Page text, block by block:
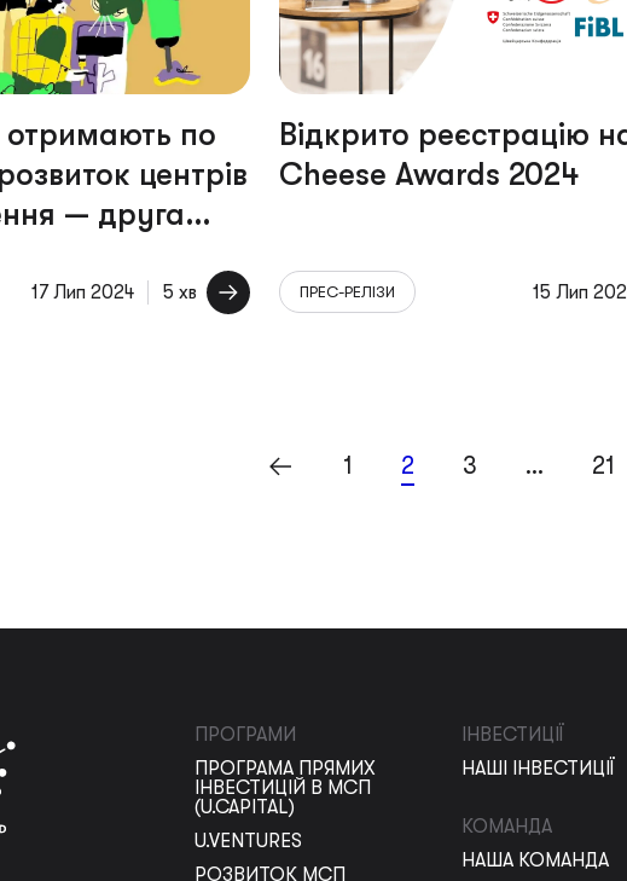
по
центрів
— друга
17 Лип 2024 5 хв
Відкрито реєстрацію
Cheese Awards 2024
ПРЕС-РЕЛІЗИ 15 Лип
1 2 3 … 21
ПРОГРАМИ
ПРОГРАМА ПРЯМИХ
ІНВЕСТИЦІЙ В МСП
(U.CAPITAL)
U.VENTURES
РОЗВИТОК МСП
ІНВЕСТИЦІЇ
НАШІ ІНВЕСТИЦІЇ
КОМАНДА
НАША КОМАНДА